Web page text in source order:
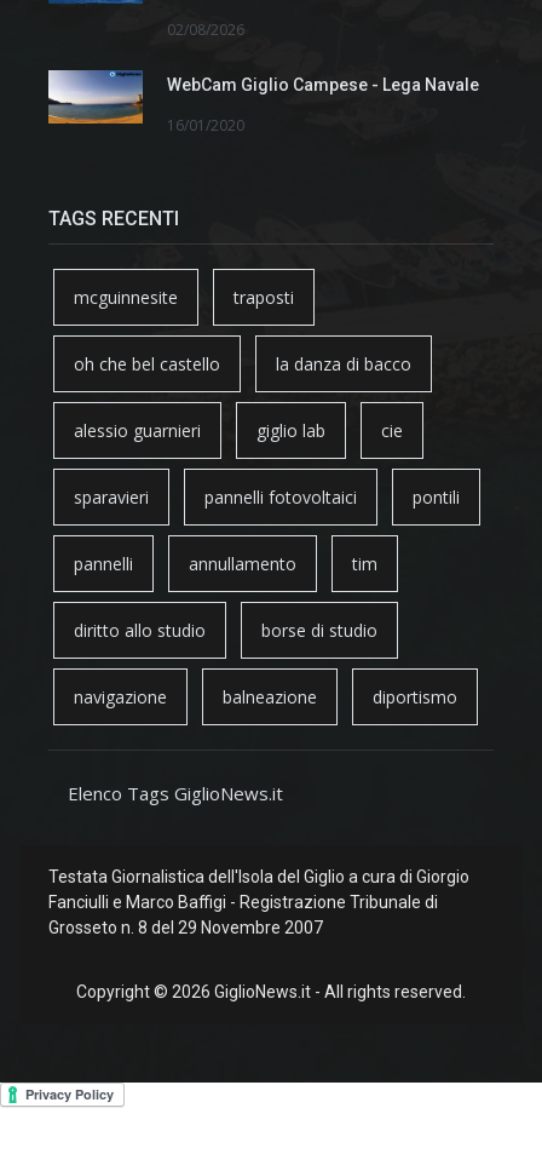
02/08/2026
WebCam Giglio Campese - Lega Navale
16/01/2020
TAGS RECENTI
mcguinnesite traposti
oh che bel castello la danza di bacco
alessio guarnieri giglio lab cie
sparavieri pannelli fotovoltaici pontili
pannelli annullamento tim
diritto allo studio borse di studio
navigazione balneazione diportismo
Elenco Tags GiglioNews.it
Testata Giornalistica dell'Isola del Giglio a cura di Giorgio
Fanciulli e Marco Baffigi - Registrazione Tribunale di
Grosseto n. 8 del 29 Novembre 2007
Copyright © 2026 GiglioNews.it - All rights reserved.